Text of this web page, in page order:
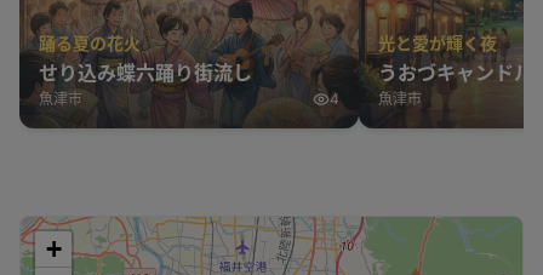
踊る夏の花火
せり込み蝶六踊り街流し
魚津市 4
光と愛が輝く夜
うおづキャンド
魚津市
+